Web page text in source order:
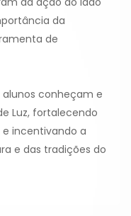
da
de
conheçam e
Luz, fortalecendo
incentivando a
e das tradições do